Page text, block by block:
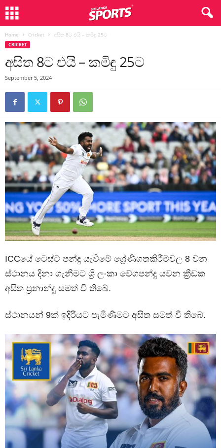
Home Cricket අසිත 8ට එයි – කමිඳු 25ට
CRICKET
අසිත 8ට එයි – කමිඳු 25ට
September 5, 2024
ICCයේ ටෙස්ට් පන්දු යැවිමේ ශ්‍රේණිගතකිරීම්වල 8 වන
ස්ථානය දිනා ගැනීමට ශ්‍රී ලංකා වේගපන්දු යවන ක්‍රීඩක
අසිත ප්‍රනාන්දු සමත් වී තිබේ.
ස්ථානයන් 9ක් ඉදිරියට පැමිණිමට අසිත සමත් වී තිබේ.